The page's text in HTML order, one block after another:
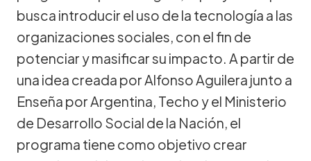
busca introducir el uso de la tecnología a las
organizaciones sociales, con el fin de
potenciar y masificar su impacto. A partir de
una idea creada por Alfonso Aguilera junto a
Enseña por Argentina, Techo y el Ministerio
de Desarrollo Social de la Nación, el
programa tiene como objetivo crear